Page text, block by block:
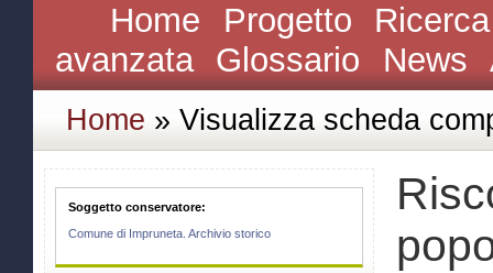
Home Progetto
avanzata Glossario News
Home » Visualizza scheda
Soggetto conservatore:
Comune di Impruneta. Archivio storico